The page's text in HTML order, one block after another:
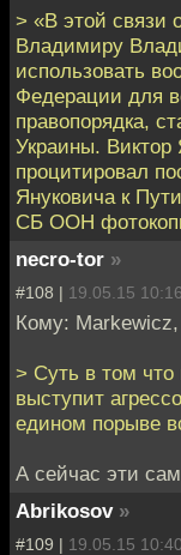
> «В этой связи
Владимиру
использовать
Федерации для
правопорядка,
Украины.
процитировал
Януковича к
СБ ООН
necro-tor »
#108 | 19.05.15 10:16
Кому: Markewicz,
> Суть в том что
выступит
едином порыве
А сейчас эти
Abrikosov »
#109 | 19.05.15 10:40